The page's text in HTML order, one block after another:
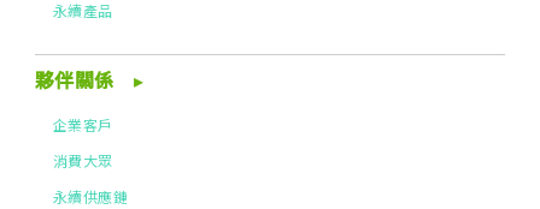
永續產品
夥伴關係
企業客戶
消費大眾
永續供應鏈